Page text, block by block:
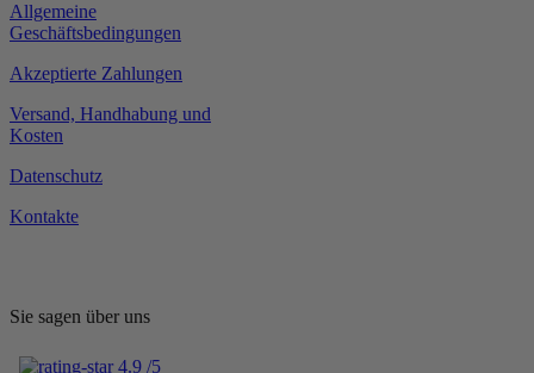
Allgemeine
Geschäftsbedingungen
Akzeptierte Zahlungen
Versand, Handhabung und
Kosten
Datenschutz
Kontakte
Sie sagen über uns